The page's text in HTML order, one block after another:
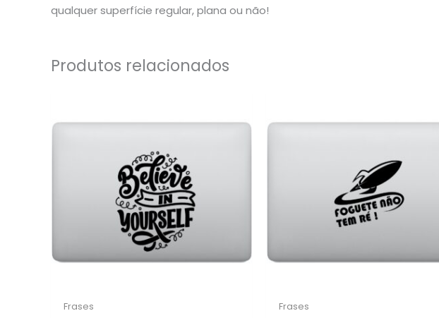
qualquer superfície regular, plana ou não!
Produtos relacionados
Frases Frases